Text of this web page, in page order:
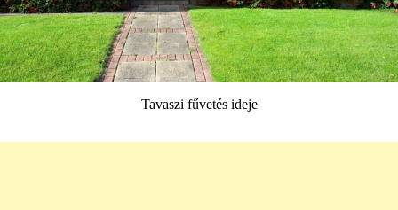
Tavaszi fűvetés ideje